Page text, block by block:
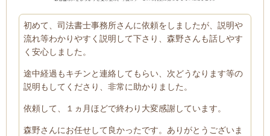
初めて、司法書士事務所さんに依頼をしましたが、説明や
流れ等わかりやすく説明して下さり、森野さんも話しやす
く安心しました。
途中経過もキチンと連絡してもらい、次どうなります等の
説明もしてくださり、非常に助かりました。
依頼して、１ヵ月ほどで終わり大変感謝しています。
森野さんにお任せして良かったです。ありがとうございま